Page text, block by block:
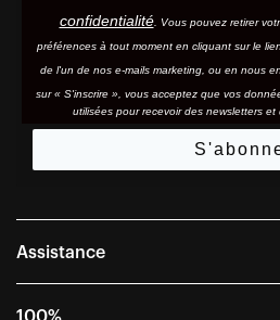
confidentialité. Vous pouvez retirer
préférences à tout moment en cliquant sur le
de l'un de nos e-mails marketing, ou en nous
sur « S'inscrire », vous acceptez que vos
utilisées pour recevoir des newsletters et
Assistance
Foire aux questions
100%